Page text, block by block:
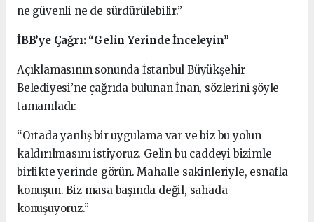
ne güvenli ne de sürdürülebilir.”
İBB’ye Çağrı: “Gelin Yerinde İnceleyin”
Açıklamasının sonunda İstanbul Büyükşehir
Belediyesi’ne çağrıda bulunan İnan, sözlerini şöyle
tamamladı:
“Ortada yanlış bir uygulama var ve biz bu yolun
kaldırılmasını istiyoruz. Gelin bu caddeyi bizimle
birlikte yerinde görün. Mahalle sakinleriyle, esnafla
konuşun. Biz masa başında değil, sahada
konuşuyoruz.”